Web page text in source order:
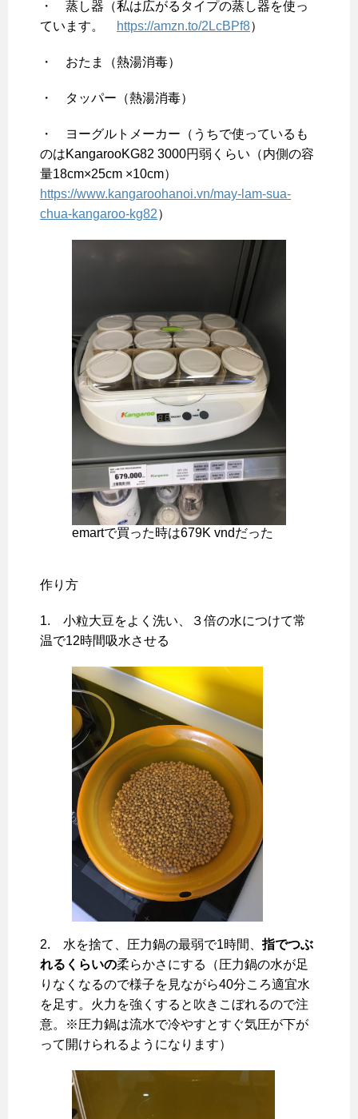
・ 蒸し器（私は広がるタイプの蒸し器を使っ
ています。
https://amzn.to/2LcBPf8）
・ おたま（熱湯消毒）
・ タッパー（熱湯消毒）
・ ヨーグルトメーカー（うちで使っているも
のはKangarooKG82 3000円弱くらい（内側の容
量18cm×25cm ×10cm）
https://www.kangaroohanoi.vn/may-lam-sua-
chua-kangaroo-kg82）
emartで買った時は679K vndだった
作り方
1. 小粒大豆をよく洗い、３倍の水につけて常
温で12時間吸水させる
2. 水を捨て、圧力鍋の最弱で1時間、指でつぶ
れるくらいの柔らかさにする（圧力鍋の水が足
りなくなるので様子を見ながら40分ころ適宜水
を足す。火力を強くすると吹きこぼれるので注
意。※圧力鍋は流水で冷やすとすぐ気圧が下が
って開けられるようになります）